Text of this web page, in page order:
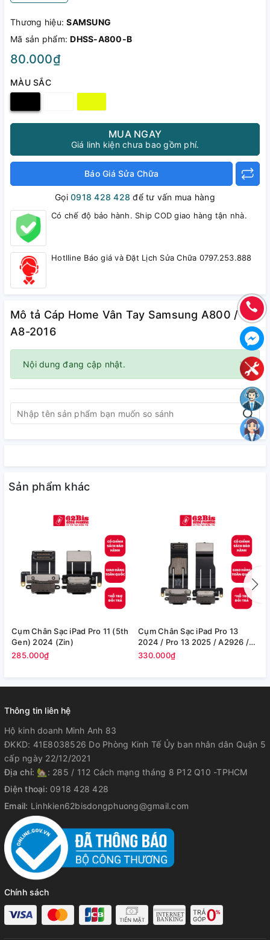
Thương hiệu:SAMSUNG
Mã sản phẩm:DHSS-A800-B
80.000₫
MÀU SẮC
MUA NGAY
Giá linh kiện chưa bao gồm phí.
Báo Giá Sửa Chữa
Gọi0918 428 428 để tư vấn mua hàng
Có chế độ bảo hành. Ship COD giao hàng tận nhà.
Hotlline Báo giá và Đặt Lịch Sửa Chữa 0797.253.888
Mô tả Cáp Home Vân Tay Samsung A800 /
A8-2016
×
Nội dung đang cập nhật.
Sản phẩm khác
Cụm Chân Sạc iPad Pro 11 (5th
Gen) 2024 (Zin)
285.000₫
Cụm Chân Sạc iPad Pro 13
2024 / Pro 13 2025 / A2926 /
A2925 (Zin)
330.000₫
Thông tin liên hệ
Hộ kinh doanh Minh Anh 83
ĐKKD: 41E8038526 Do Phòng Kinh Tế Ủy ban nhân dân Quận 5
cấp ngày 22/12/2021
Địa chỉ: 🏡: 285 / 112 Cách mạng tháng 8 P12 Q10 -TPHCM
Điện thoại: 0918 428 428
Email: Linhkien62bisdongphuong@gmail.com
Chính sách